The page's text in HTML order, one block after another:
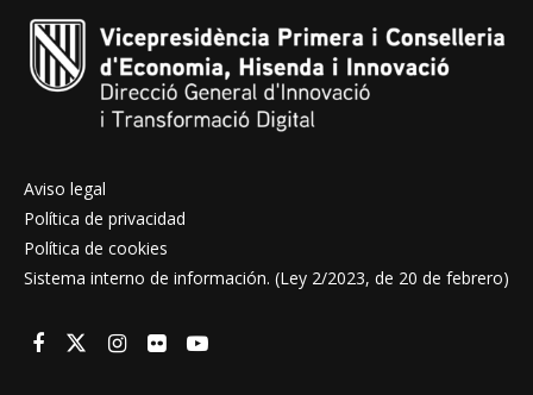
Aviso legal
Política de privacidad
Política de cookies
Sistema interno de información. (Ley 2/2023, de 20 de febrero)